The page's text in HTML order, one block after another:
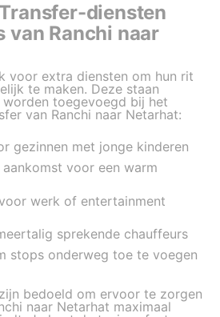
diensten
van Ranchi naar
voor extra diensten om hun rit
te maken. Deze staan
toegevoegd bij het
van Ranchi naar Netarhat:
gezinnen met jonge kinderen
voor een warm
werk of entertainment
sprekende chauffeurs
stops onderweg toe te voegen
bedoeld om ervoor te zorgen
naar Netarhat maximaal